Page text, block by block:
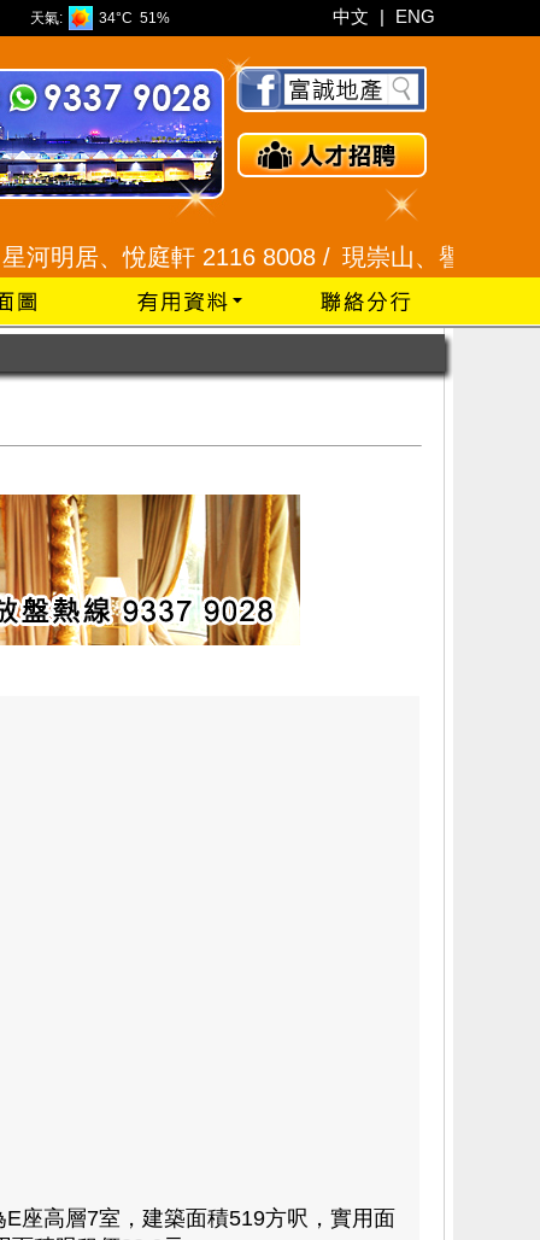
天氣: 34°C 51% 中文 | ENG
悅庭軒 2116 8008 /現崇山、譽港灣 2345 9926
座高層7室，建築面積519方呎，實用面